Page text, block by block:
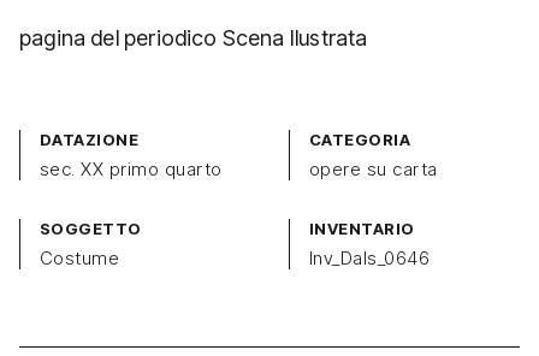
pagina del periodico Scena Ilustrata
DATAZIONE
sec. XX primo quarto
CATEGORIA
opere su carta
SOGGETTO
Costume
INVENTARIO
Inv_Dals_0646